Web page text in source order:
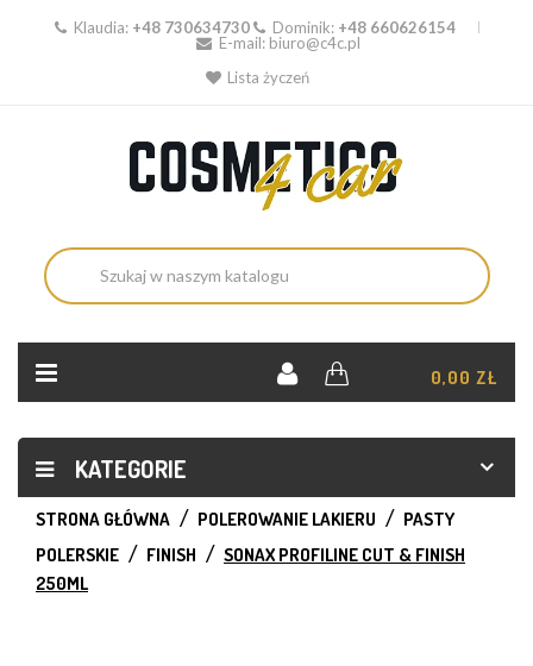
Klaudia: +48 730634730 Dominik: +48 660626154
E-mail: biuro@c4c.pl
Lista życzeń
0,00 ZŁ
KATEGORIE
STRONA GŁÓWNA POLEROWANIE LAKIERU
PASTY
POLERSKIE
FINISH
SONAX PROFILINE CUT & FINISH
250ML